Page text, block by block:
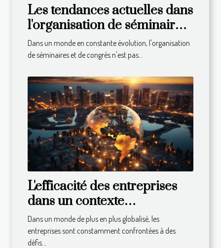
Les tendances actuelles dans
l'organisation de séminaires
et congrès
Dans un monde en constante évolution, l'organisation
de séminaires et de congrès n'est pas...
L'efficacité des entreprises
dans un contexte
international : défis et
solutions
Dans un monde de plus en plus globalisé, les
entreprises sont constamment confrontées à des
défis...